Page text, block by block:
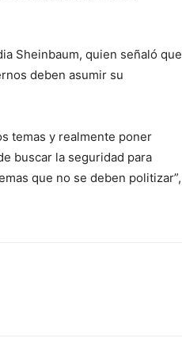
Sheinbaum, quien señaló que
deben asumir su
temas y realmente poner
buscar la seguridad para
que no se deben politizar”,